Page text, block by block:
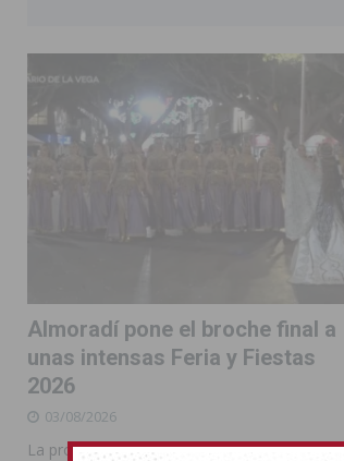
Almoradí pone el broche final a
unas intensas Feria y Fiestas
2026
03/08/2026
La programación reunió durante más de una